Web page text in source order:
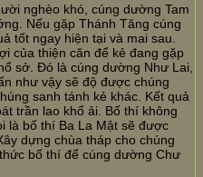
nghèo khó, cúng dường Tam
Nếu gặp Thánh Tăng cúng
tốt ngay hiện tại và mai sau.
của thiện căn để kẻ đang gặp
sở. Đó là cúng dường Như Lai,
như vậy sẽ độ được chúng
sanh tánh kẻ khác. Kết quả
trần lao khổ ải. Bố thí không
là bố thí Ba La Mật sẽ được
dựng chùa tháp cho chúng
bố thí để cúng dường Chư